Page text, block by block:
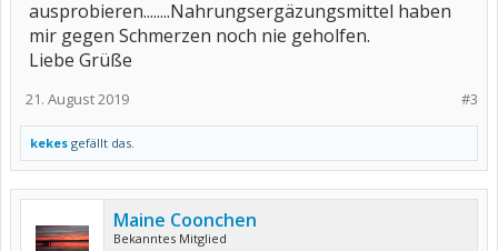
ausprobieren........Nahrungsergäzungsmittel haben
mir gegen Schmerzen noch nie geholfen.
Liebe Grüße
#3
21. August 2019
kekes gefällt das.
Maine Coonchen
Bekanntes Mitglied